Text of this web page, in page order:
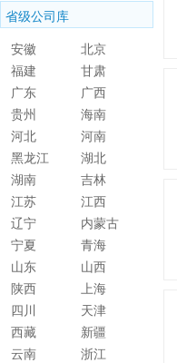
省级公司库
安徽
北京
福建
甘肃
广东
广西
贵州
海南
河北
河南
黑龙江
湖北
湖南
吉林
江苏
江西
辽宁
内蒙古
宁夏
青海
山东
山西
陕西
上海
四川
天津
西藏
新疆
云南
浙江